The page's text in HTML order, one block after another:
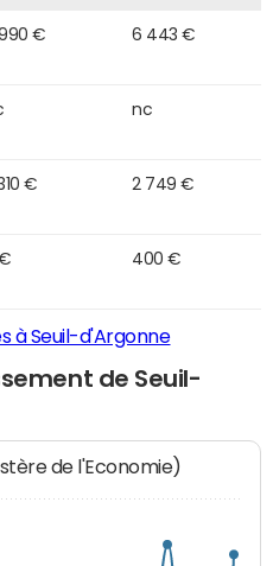
€ 6 443 €
nc
€ 2 749 €
400 €
à Seuil-d'Argonne
de Seuil-
de l'Economie)